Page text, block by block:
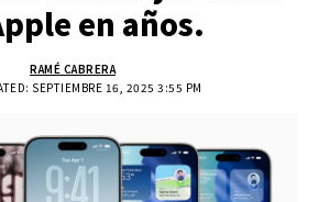
en años.
SEPTIEMBRE 16, 2025 3:55 PM
RAMÉ CABRERA